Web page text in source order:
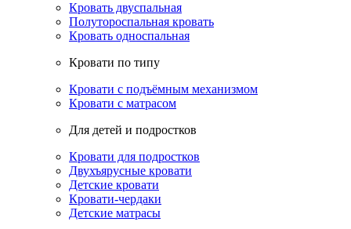
Кровать двуспальная
Полутороспальная кровать
Кровать односпальная
Кровати по типу
Кровати с подъёмным механизмом
Кровати с матрасом
Для детей и подростков
Кровати для подростков
Двухъярусные кровати
Детские кровати
Кровати-чердаки
Детские матрасы